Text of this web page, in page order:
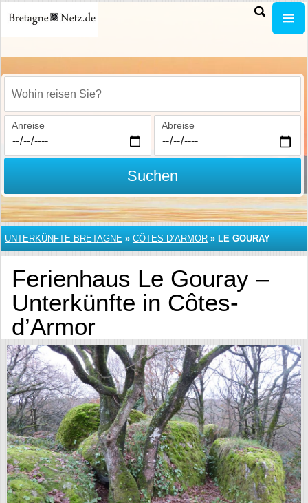
Wohin reisen Sie?
Anreise Abreise
Suchen
UNTERKÜNFTE BRETAGNE » CÔTES-D’ARMOR » LE GOURAY
Ferienhaus Le Gouray –
Unterkünfte in Côtes-
d’Armor